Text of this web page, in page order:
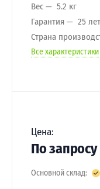
Вес
5.2 кг
Гарантия
25 лет
Страна
Все характеристики
Цена:
По запросу
Основной склад: